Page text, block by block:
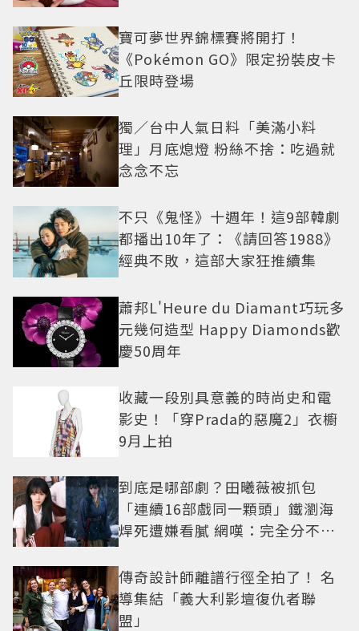
寶可夢世界錦標賽將開打！
《Pokémon GO》限定扮裝皮卡
丘限時登場
獨／台中人氣日料「美滿小料
理」月底熄燈 粉絲不捨：吃過就
念念不忘
不只《鬼怪》十週年！這9部韓劇
都播出10年了：《請回答1988》
經典不敗，這部大家狂推續集
蕭邦L'Heure du Diamant巧玩多
元幾何造型 Happy Diamonds歡
慶50周年
收藏一段別具意義的時尚史和電
影史！「穿Prada的惡魔2」衣櫥
9月上拍
到底是哪部劇？田曦薇被抓包
「連續16部戲同一顆頭」鐵瀏海
焊死遭嫌看膩 網嘆：完全分不出
傳奇設計師離譜行徑全拍了！ 名
導集結「義大利影壇復仇者聯
盟」